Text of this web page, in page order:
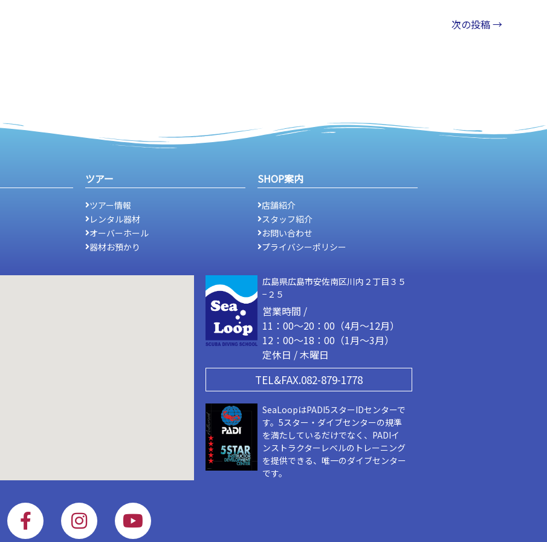
次の投稿→
ツアー
ツアー情報
レンタル器材
オーバーホール
器材お預かり
SHOP案内
店舗紹介
スタッフ紹介
お問い合わせ
プライバシーポリシー
広島県広島市安佐南区川内２丁目３５
−２５
営業時間 /
11：00～20：00（4月～12月）
12：00～18：00（1月～3月）
定休日 / 木曜日
TEL&FAX.082-879-1778
SeaLoopはPADI5スターIDセンターで
す。5スター・ダイブセンターの規準
を満たしているだけでなく、PADIイ
ンストラクターレベルのトレーニング
を提供できる、唯一のダイブセンター
です。
F
a
I
n
Y
o